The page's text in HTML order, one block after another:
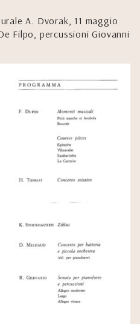
A. Dvorak, 11 maggio
Filpo, percussioni Giovanni